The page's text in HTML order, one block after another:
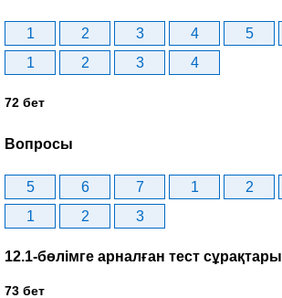
1 2 3 4 5
1
2 3 4
72 бет
Вопросы
5 6 7 1 2
1
2 3
12.1-бөлімге арналған тест сұрақтары
73 бет